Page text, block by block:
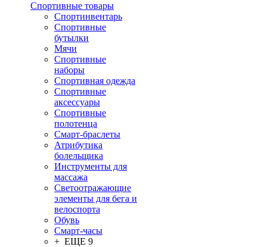
Спортивные товары
Спортинвентарь
Спортивные
бутылки
Мячи
Спортивные
наборы
Спортивная одежда
Спортивные
аксессуары
Спортивные
полотенца
Смарт-браслеты
Атрибутика
болельщика
Инструменты для
массажа
Светоотражающие
элементы для бега и
велоспорта
Обувь
Смарт-часы
+ ЕЩЕ 9